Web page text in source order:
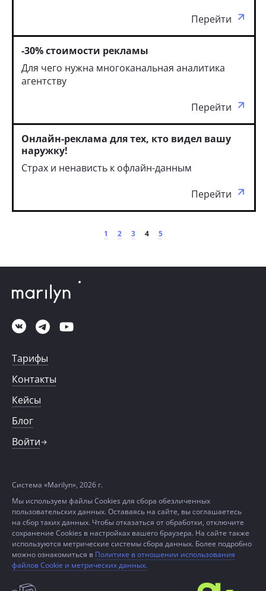
Перейти
-30% стоимости рекламы
Для чего нужна многоканальная аналитика
агентству
Перейти
Онлайн-реклама для тех, кто видел вашу
наружку!
Страх и ненависть к офлайн-данным
Перейти
1 2 3 4 5
Тарифы
Контакты
Кейсы
Блог
Войти
Система «Marilyn», 2026 г.
Мы используем файлы Cookies для сбора обезличенных
пользовательских данных. Оставаясь на сайте, вы соглашаетесь
на сбор таких данных. Чтобы отказаться от обработки, отключите
сохранение Cookies в настройках вашего браузера. На сайте также
используются метрические системы сбора данных. Более подробно
можно ознакомиться в Политике в отношении использования
файлов Cookie и метрических данных.